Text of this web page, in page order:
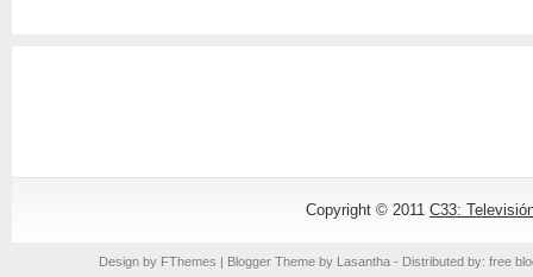
Copyright © 2011 C33:
Design by FThemes | Blogger Theme by Lasantha - Distributed by: free